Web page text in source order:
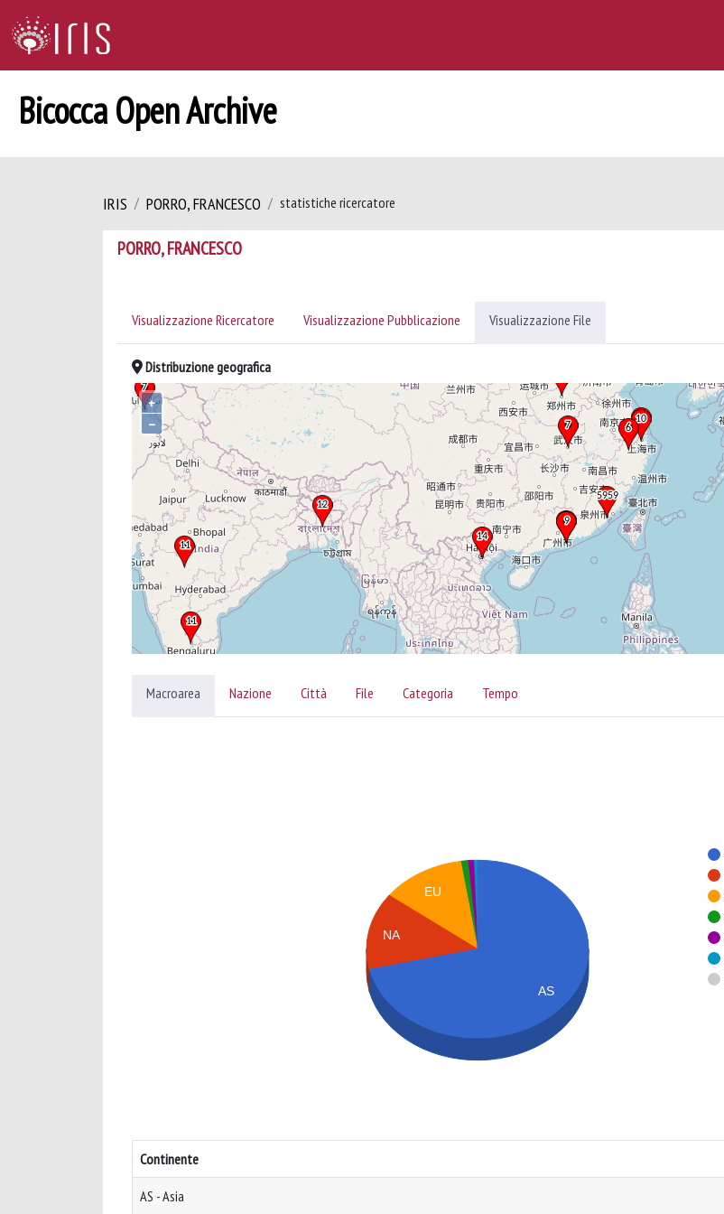
Bicocca Open Archive
IRIS PORRO, FRANCESCO statistiche ricercatore
PORRO, FRANCESCO
Visualizzazione Ricercatore Visualizzazione Pubblicazione Visualizzazione File
Distribuzione geografica
+
–
Macroarea Nazione Città File Categoria Tempo
EU
NA
AS
Continente
AS - Asia